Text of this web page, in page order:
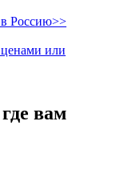
Россию>>
или
вам